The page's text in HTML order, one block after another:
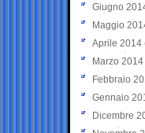
Giugno
Maggio
Aprile 2014
Marzo 2014
Febbraio
Gennaio
Dicembre